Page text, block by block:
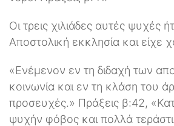
Οι τρεις χιλιάδες αυτές ψυχές
Αποστολική εκκλησία και είχε
«Ενέμενον εν τη διδαχή των
κοινωνία και εν τη κλάση του
προσευχές.» Πράξεις β:42,
ψυχήν φόβος και πολλά